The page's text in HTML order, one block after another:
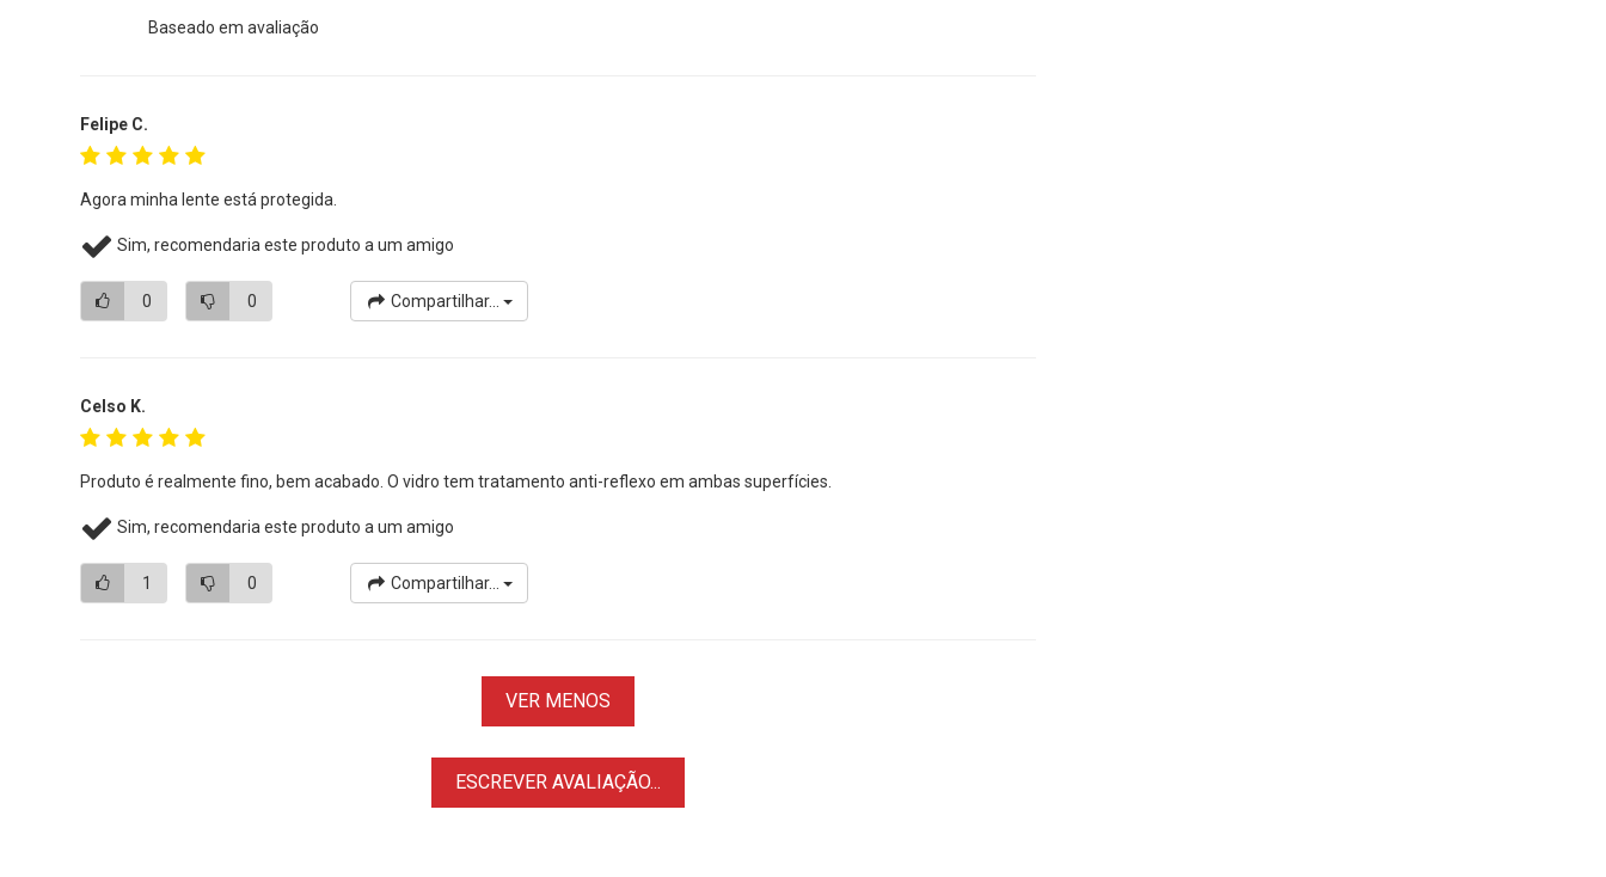
Baseado em avaliação
Felipe C.
Agora minha lente está protegida.
Sim, recomendaria este produto a um amigo
0 0 Compartilhar...
Celso K.
Produto é realmente fino, bem acabado. O vidro tem tratamento anti-reflexo em ambas superfícies.
Sim, recomendaria este produto a um amigo
1 0 Compartilhar...
VER MENOS
ESCREVER AVALIAÇÃO...